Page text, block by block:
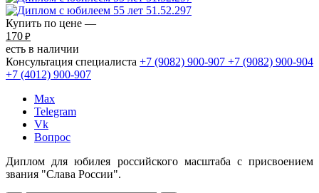
Купить по цене —
170 ₽
есть в наличии
Консультация специалиста +7 (9082) 900-907 +7 (9082) 900-904
+7 (4012) 900-907
Max
Telegram
Vk
Вопрос
Диплом для юбилея российского масштаба с присвоением
звания "Слава России".